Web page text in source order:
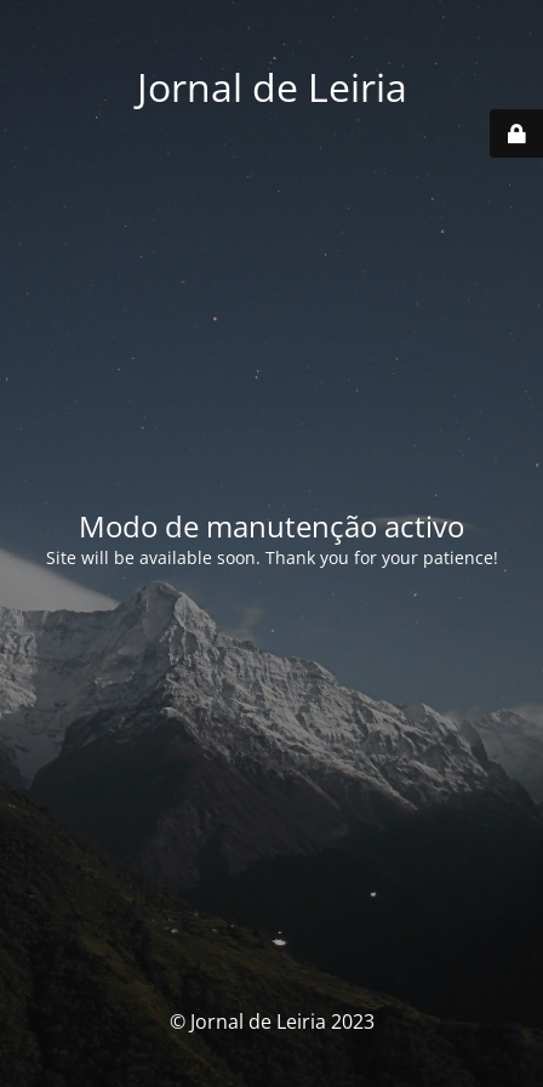
Jornal de Leiria
Modo de manutenção activo
Site will be available soon. Thank you for your patience!
© Jornal de Leiria 2023